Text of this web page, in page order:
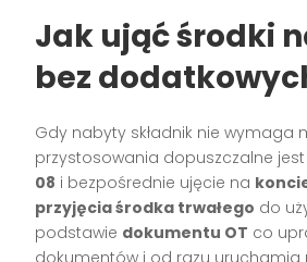
Jak ująć środki
bez
Gdy nabyty składnik nie wymaga
przystosowania dopuszczalne
08 i bezpośrednie ujęcie na
przyjęcia środka trwałego do
podstawie dokumentu OT co
dokumentów i od razu uruchamia